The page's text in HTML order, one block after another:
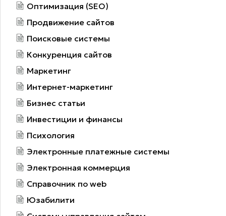
Оптимизация (SEO)
Продвижение сайтов
Поисковые системы
Конкуренция сайтов
Маркетинг
Интернет-маркетинг
Бизнес статьи
Инвестиции и финансы
Психология
Электронные платежные системы
Электронная коммерция
Справочник по web
Юзабилити